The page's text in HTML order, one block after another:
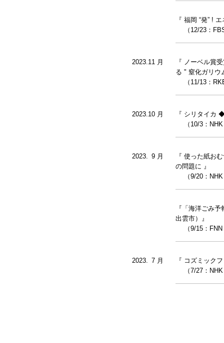
『 福岡 “発” !
（12/23：
2023.11 月
『 ノーベル賞
る " 窒化ガリウ
（11/13：
2023.10 月
『 シリタイカ
（10/3：NHK
2023. 09 月
『 使った紙お
の問題に 』
（9/20：NHK
『「海洋ごみ
出雲市）』
（9/15：FNN
2023. 07 月
『 コズミック
（7/27：NHK